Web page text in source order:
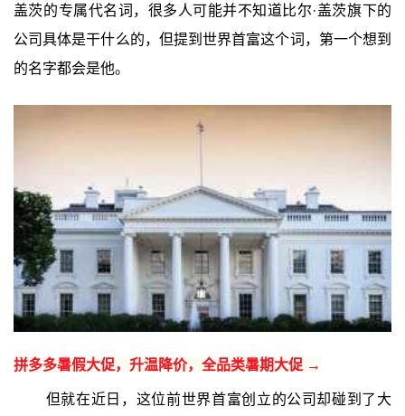
盖茨的专属代名词，很多人可能并不知道比尔·盖茨旗下的
公司具体是干什么的，但提到世界首富这个词，第一个想到
的名字都会是他。
拼多多暑假大促，升温降价，全品类暑期大促 →
但就在近日，这位前世界首富创立的公司却碰到了大